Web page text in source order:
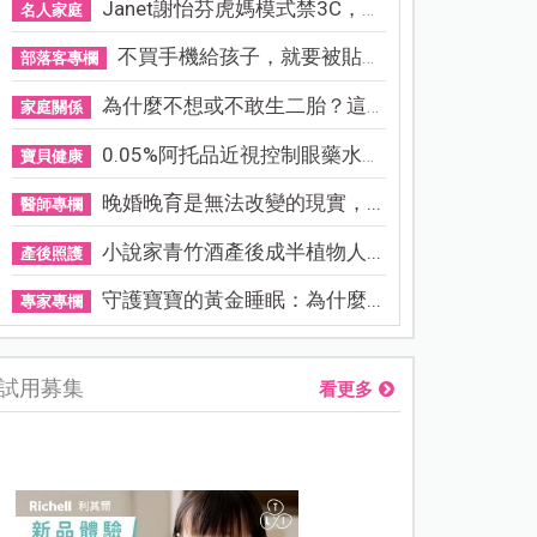
名人家庭 Janet謝怡芬虎媽模式禁3C，看...
部落客專欄 不買手機給孩子，就要被貼「...
家庭關係 為什麼不想或不敢生二胎？這8...
寶貝健康 0.05%阿托品近視控制眼藥水納...
醫師專欄 晚婚晚育是無法改變的現實，...
產後照護 小說家青竹酒產後成半植物人...
專家專欄 守護寶寶的黃金睡眠：為什麼...
用募集 看更多